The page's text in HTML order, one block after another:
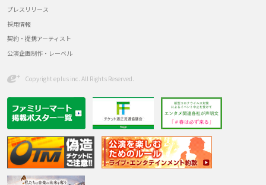
プレスリリース
採用情報
契約・提携アーティスト
公演企画制作・レーベル
Copyright eplus inc. All Rights Reserved.